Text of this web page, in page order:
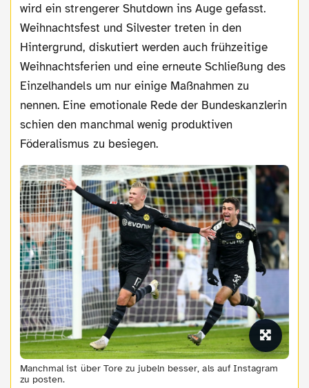
wird ein strengerer Shutdown ins Auge gefasst.
Weihnachtsfest und Silvester treten in den
Hintergrund, diskutiert werden auch frühzeitige
Weihnachtsferien und eine erneute Schließung des
Einzelhandels um nur einige Maßnahmen zu
nennen. Eine emotionale Rede der Bundeskanzlerin
schien den manchmal wenig produktiven
Föderalismus zu besiegen.
Manchmal ist über Tore zu jubeln besser, als auf Instagram
zu posten.